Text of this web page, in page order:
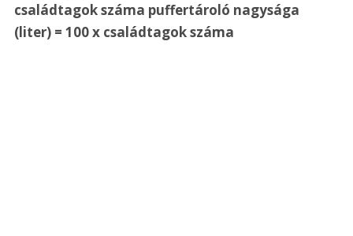
családtagok száma puffertároló nagysága
(liter) = 100 x családtagok száma